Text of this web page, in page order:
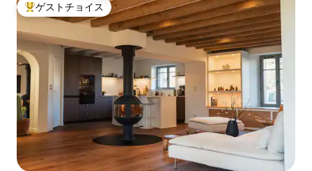
大好評のゲストチョイスです。
ゲストチョイス